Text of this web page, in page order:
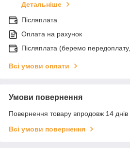
Детальніше
Післяплата
Оплата на рахунок
Післяплата (беремо
Всі умови оплати
Умови повернення
Повернення товару впродовж 14 днів
Всі умови повернення